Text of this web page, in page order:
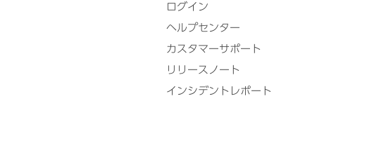
ログイン
ヘルプセンター
カスタマーサポート
リリースノート
インシデントレポート